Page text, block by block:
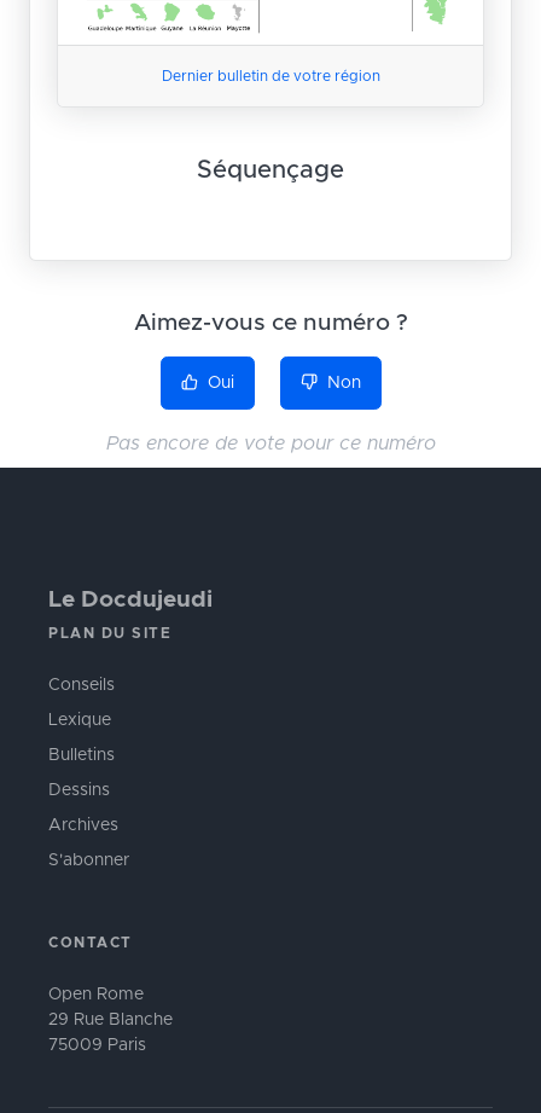
Dernier bulletin de votre région
Séquençage
Aimez-vous ce numéro ?
Oui Non
Pas encore de vote pour ce numéro
Le Docdujeudi
PLAN DU SITE
Conseils
Lexique
Bulletins
Dessins
Archives
S'abonner
CONTACT
Open Rome
29 Rue Blanche
75009 Paris